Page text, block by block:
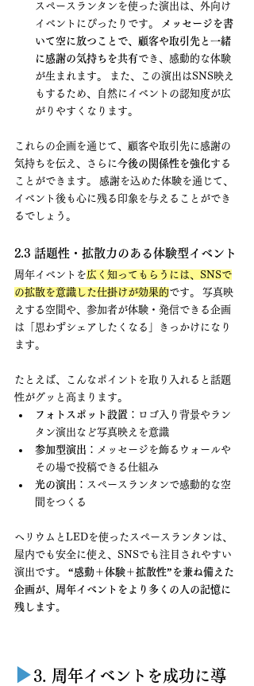
スペースランタンを使った演出は、外向け
イベントにぴったりです。
メッセージを書
いて空に放つことで、顧客や取引先と一緒
に感謝の気持ちを共有でき、感動的な体験
が生まれます。 また、この演出はSNS映え
もするため、自然にイベントの認知度が広
がりやすくなります。
これらの企画を通じて、顧客や取引先に感謝の
気持ちを伝え、さらに今後の関係性を強化する
ことができます。 感謝を込めた体験を通じて、
イベント後も心に残る印象を与えることができ
るでしょう。
2.3 話題性・拡散力のある体験型イベント
周年イベントを広く知ってもらうには、SNSで
の拡散を意識した仕掛けが効果的です。 写真映
えする空間や、参加者が体験・発信できる企画
は「思わずシェアしたくなる」きっかけになり
ます。
たとえば、こんなポイントを取り入れると話題
性がグッと高まります。
フォトスポット設置 ：ロゴ入り背景やラン
タン演出など写真映えを意識
参加型演出 ：メッセージを飾るウォールや
その場で投稿できる仕組み
光の演出 ：スペースランタンで感動的な空
間をつくる
ヘリウムとLEDを使ったスペースランタンは、
屋内でも安全に使え、SNSでも注目されやすい
演出です。 “感動＋体験＋拡散性”を兼ね備えた
企画が、周年イベントをより多くの人の記憶に
残します。
▶︎ 3. 周年イベントを成功に導